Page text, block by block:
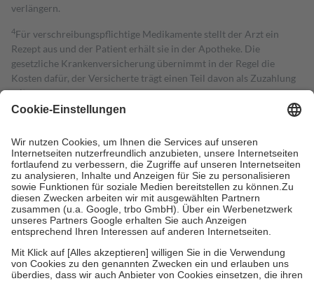
verlängern.
4Für verschreibungspflichtige Medikamente stellt der Arzt ein
Rezept aus und der Patient erhält sie in der Apotheke. Die
gesetzliche Krankenversicherung übernimmt in der Regel die
Kosten dafür, der Versicherte trägt einen Teil davon als Zuzahlung
mit.
Grundsätzlich leisten Mitglieder Zuzahlungen in Höhe von zehn
höchstens zehn Euro.
Es sind jedoch nie mehr als die tatsächlichen
Kosten der Leistung zu entrichten.
Diese Regeln gelten grundsätzlich auch für Online-Apotheken.
Bei Heilmitteln und häuslicher Krankenpflege beträgt die
Zuzahlung zehn Prozent der Kosten sowie zehn Euro je
Verordnung.
Um das Engagement der Versicherten für ihre eigene Gesundheit zu
stärken und die besondere Stellung der Familie zu unterstützen,
fallenkeine Zuzahlungenan bei:
• Kindern und Jugendlichen bis zum vollendeten 18. Lebensjahr